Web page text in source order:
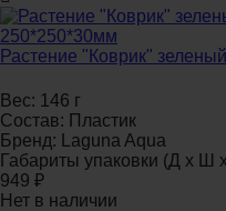
Растение "Коврик"
Вес: 146 г
Состав: Пластик
Бренд:
Laguna Aqua
Габариты упаковки (Д х Ш
949 ₽
Нет в наличии